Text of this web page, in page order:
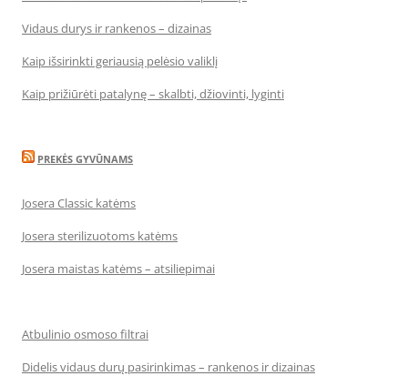
Vidaus durys ir rankenos – dizainas
Kaip išsirinkti geriausią pelėsio valiklį
Kaip prižiūrėti patalynę – skalbti, džiovinti, lyginti
PREKĖS GYVŪNAMS
Josera Classic katėms
Josera sterilizuotoms katėms
Josera maistas katėms – atsiliepimai
Atbulinio osmoso filtrai
Didelis vidaus durų pasirinkimas – rankenos ir dizainas